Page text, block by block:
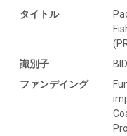
タイトル
識別子
ファンデイング